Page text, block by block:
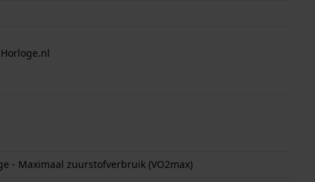
- Maximaal zuurstofverbruik (VO2max)